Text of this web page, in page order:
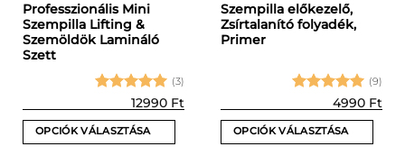
Professzionális Mini
Szempilla Lifting &
Szemöldök Lamináló
Szett
Értékelés:
(3)
12990 Ft
OPCIÓK VÁLASZTÁSA
Szempilla előkezelő,
Zsírtalanító folyadék,
Primer
Értékelés:
(9)
4990 Ft
OPCIÓK VÁLASZTÁSA